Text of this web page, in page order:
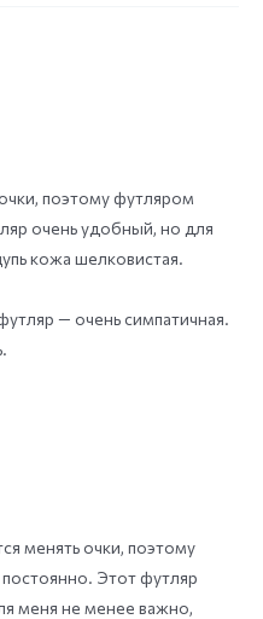
поэтому футляром
очень удобный, но для
кожа шелковистая.
— очень симпатичная.
менять очки, поэтому
Этот футляр
меня не менее важно,